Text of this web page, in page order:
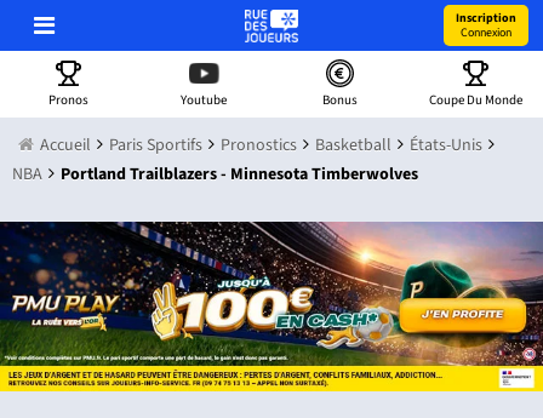
Inscription
Connexion
Pronos Youtube Bonus Coupe Du Monde
Accueil Paris Sportifs Pronostics Basketball
États-Unis
NBA
Portland Trailblazers - Minnesota Timberwolves